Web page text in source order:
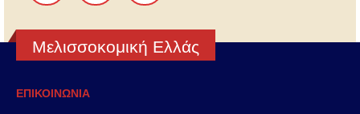
Μελισσοκομική Ελλάς
ΕΠΙΚΟΙΝΩΝΙΑ